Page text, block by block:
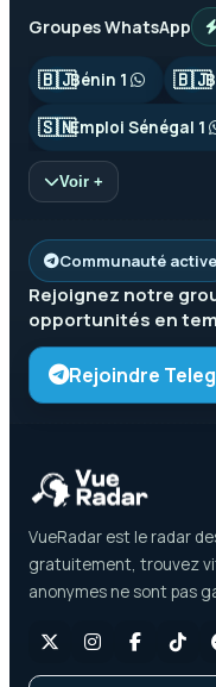
Groupes WhatsApp
🇧🇯Bénin 1 🇧🇯
🇸🇳Emploi Sénégal 1
Voir +
Communauté active
Rejoignez notre
opportunités en
Rejoindre
VueRadar est le radar
gratuitement, trouvez
anonymes ne sont pas